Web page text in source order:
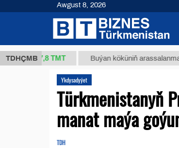
TDHÇMB
37,8 ТМТ Buýan köküniň arassalanmadyk
Ykdysadyýet
Türkmenistanyň
manat maýa
TDH
Awgust 8, 2026